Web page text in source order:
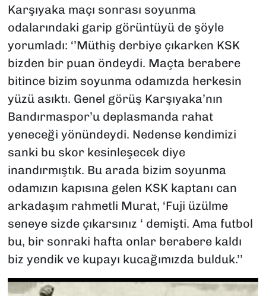
Karşıyaka maçı sonrası soyunma
odalarındaki garip görüntüyü de şöyle
yorumladı: ‘’Müthiş derbiye çıkarken KSK
bizden bir puan öndeydi. Maçta berabere
bitince bizim soyunma odamızda herkesin
yüzü asıktı. Genel görüş Karşıyaka’nın
Bandırmaspor’u deplasmanda rahat
yeneceği yönündeydi. Nedense kendimizi
sanki bu skor kesinleşecek diye
inandırmıştık. Bu arada bizim soyunma
odamızın kapısına gelen KSK kaptanı can
arkadaşım rahmetli Murat, ‘Fuji üzülme
seneye sizde çıkarsınız ‘ demişti. Ama futbol
bu, bir sonraki hafta onlar berabere kaldı
biz yendik ve kupayı kucağımızda bulduk.’’